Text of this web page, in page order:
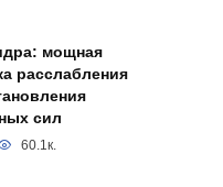
мощная
расслабления
сил
60.1к.